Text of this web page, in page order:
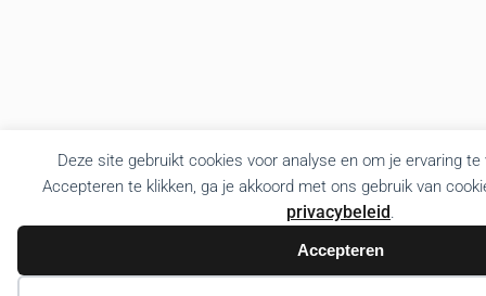
Deze site gebruikt cookies voor analyse en om je ervaring
Accepteren te klikken, ga je akkoord met ons gebruik van
privacybeleid.
Accepteren